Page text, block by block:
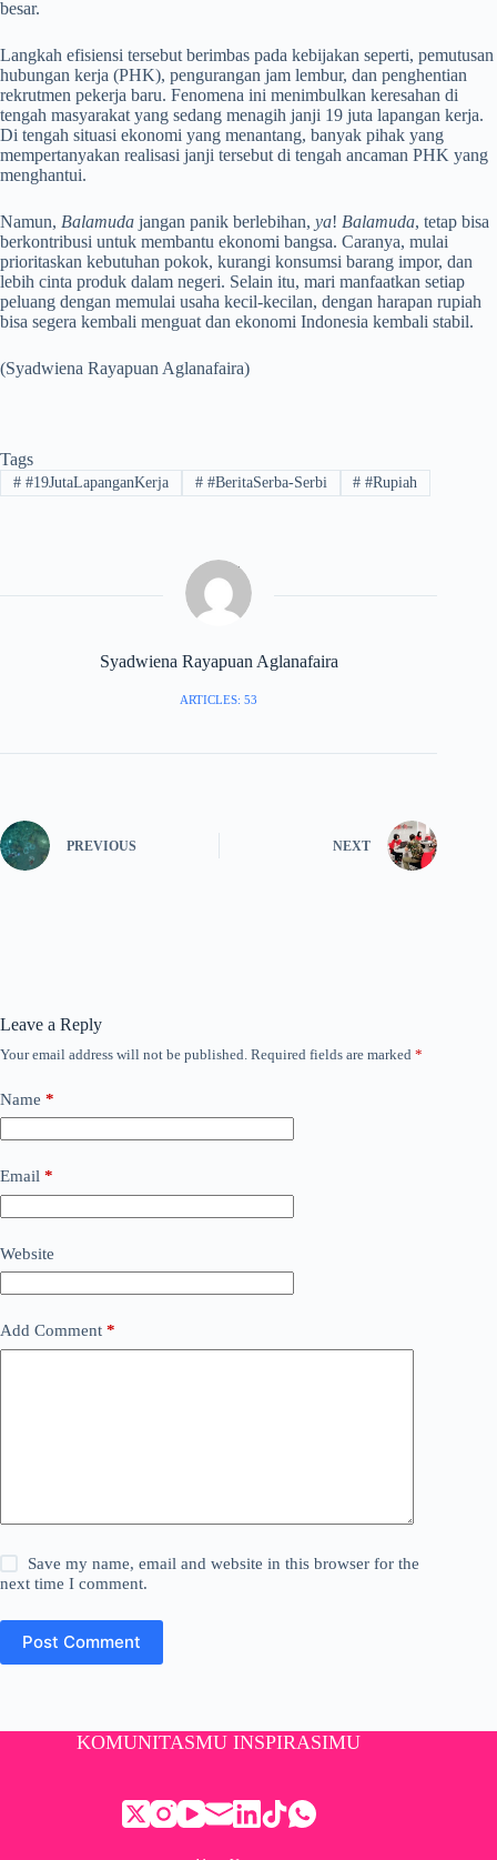
besar.
​Langkah efisiensi tersebut berimbas pada kebijakan seperti, pemutusan
hubungan kerja (PHK), pengurangan jam lembur, dan penghentian
rekrutmen pekerja baru. Fenomena ini menimbulkan keresahan di
tengah masyarakat yang sedang menagih janji 19 juta lapangan kerja.
Di tengah situasi ekonomi yang menantang, banyak pihak yang
mempertanyakan realisasi janji tersebut di tengah ancaman PHK yang
menghantui.
​Namun, Balamuda jangan panik berlebihan, ya! Balamuda, tetap bisa
berkontribusi untuk membantu ekonomi bangsa. Caranya, mulai
prioritaskan kebutuhan pokok, kurangi konsumsi barang impor, dan
lebih cinta produk dalam negeri. Selain itu, mari manfaatkan setiap
peluang dengan memulai usaha kecil-kecilan, dengan harapan rupiah
bisa segera kembali menguat dan ekonomi Indonesia kembali stabil.
(Syadwiena Rayapuan Aglanafaira)
Tags
##19JutaLapanganKerja ##BeritaSerba-Serbi # #Rupiah
Syadwiena Rayapuan Aglanafaira
ARTICLES: 53
PREVIOUS NEXT
Leave a Reply
Your email address will not be published. Required fields are marked *
Name *
Email *
Website
Add Comment *
Save my name, email and website in this browser for the
next time I comment.
Post Comment
KOMUNITASMU INSPIRASIMU